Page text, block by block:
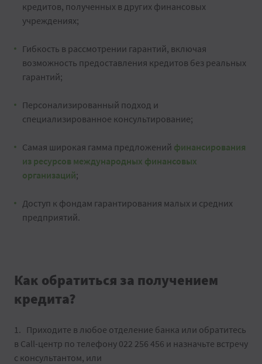
кредитов, полученных в других финансовых
учреждениях;
Гибкость в рассмотрении гарантий, включая
возможность предоставления кредитов без реальных
гарантий;
Персонализированный подход и
специализированное консультирование;
Самая широкая гамма предложений финансирования
из ресурсов международных финансовых
организаций;
Доступ к фондам гарантирования малых и средних
предприятий.
Как обратиться за получением
кредита?
Приходите в любое отделение банка или обратитесь
в Call-центр по телефону 022 256 456 и назначьте встречу
с консультантом, или